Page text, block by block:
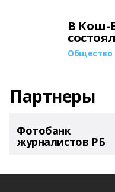
В Кош-
Общество
Партнеры
Фотобанк
журналистов РБ